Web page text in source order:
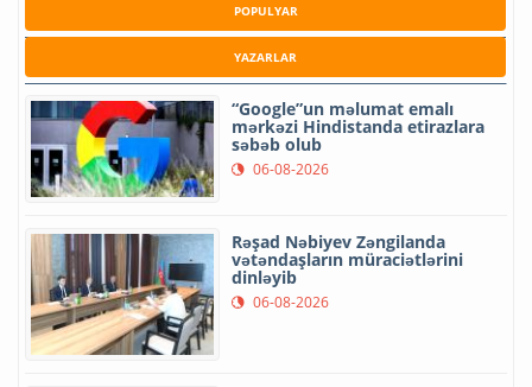
POPULYAR
YAZARLAR
“Google”un məlumat emalı
mərkəzi Hindistanda etirazlara
səbəb olub
06-08-2026
Rəşad Nəbiyev Zəngilanda
vətəndaşların müraciətlərini
dinləyib
06-08-2026